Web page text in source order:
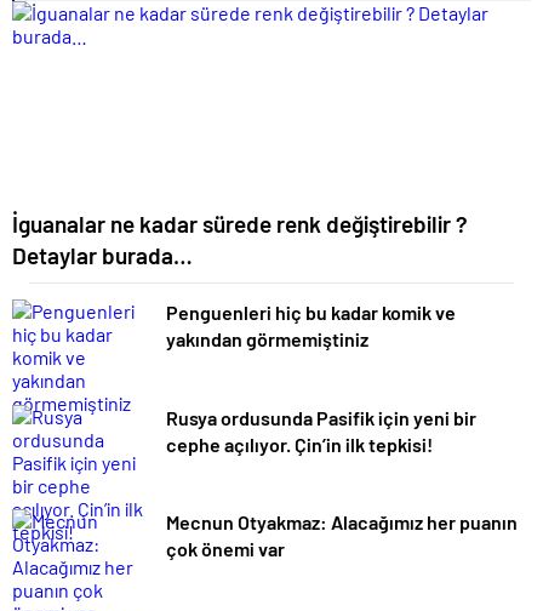
İguanalar ne kadar sürede renk değiştirebilir ?
Detaylar burada…
Penguenleri hiç bu kadar komik ve
yakından görmemiştiniz
Rusya ordusunda Pasifik için yeni bir
cephe açılıyor. Çin’in ilk tepkisi!
Mecnun Otyakmaz: Alacağımız her puanın
çok önemi var